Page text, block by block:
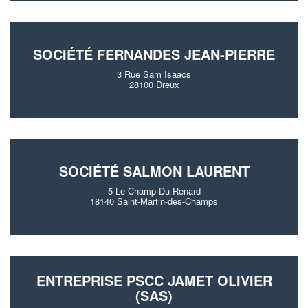
SOCIÉTÉ FERNANDES JEAN-PIERRE
3 Rue Sam Isaacs
28100 Dreux
SOCIÉTÉ SALMON LAURENT
5 Le Champ Du Renard
18140 Saint-Martin-des-Champs
ENTREPRISE PSCC JAMET OLIVIER
(SAS)